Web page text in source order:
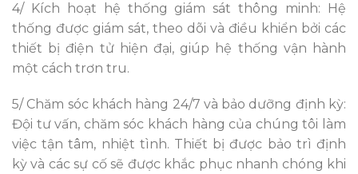
4/ Kích hoạt hệ thống giám sát thông minh: Hệ
thống được giám sát, theo dõi và điều khiển bởi các
thiết bị điện tử hiện đại, giúp hệ thống vận hành
một cách trơn tru.
5/ Chăm sóc khách hàng 24/7 và bảo dưỡng định kỳ:
Đội tư vấn, chăm sóc khách hàng của chúng tôi làm
việc tận tâm, nhiệt tình. Thiết bị được bảo trì định
kỳ và các sự cố sẽ được khắc phục nhanh chóng khi